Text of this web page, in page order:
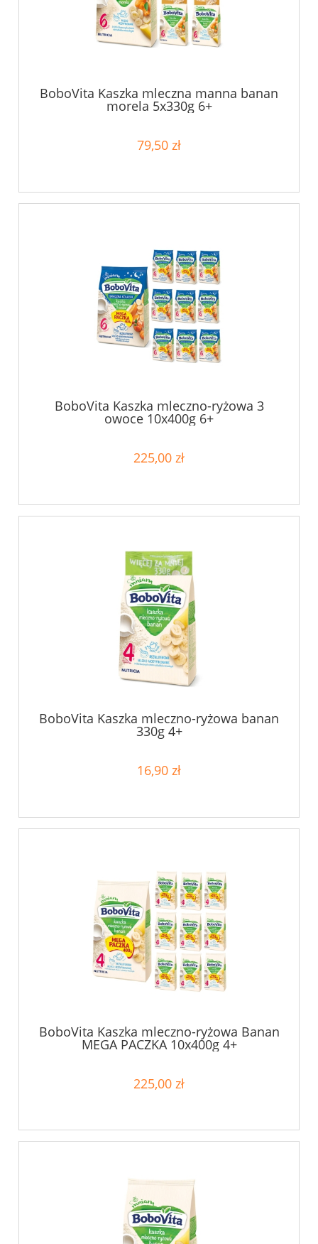
BoboVita Kaszka mleczna manna banan
morela 5x330g 6+
79,50 zł
BoboVita Kaszka mleczno-ryżowa 3
owoce 10x400g 6+
225,00 zł
BoboVita Kaszka mleczno-ryżowa banan
330g 4+
16,90 zł
BoboVita Kaszka mleczno-ryżowa Banan
MEGA PACZKA 10x400g 4+
225,00 zł